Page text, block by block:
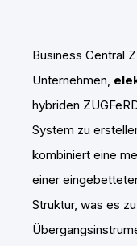
Business Central
Unternehmen,
hybriden
System zu
kombiniert eine
einer
Struktur, was es